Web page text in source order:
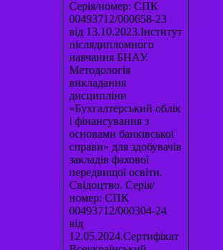
Серія/номер: СПК
00493712/000658-23
від 13.10.2023.Інститут
післядипломного
навчання БНАУ.
Методологія
викладання
дисципліни
«Бухгалтерський облік
і фінансування з
основами банківської
справи» для здобувачів
закладів фахової
передвищої освіти.
Свідоцтво. Серія/
номер: СПК
00493712/000304-24
від
12.05.2024.Сертифікат